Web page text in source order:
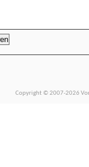
Copyright © 2007-2026